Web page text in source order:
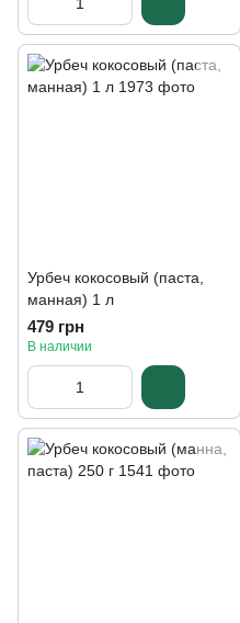
Урбеч кокосовый (паста,
манная) 1 л
479 грн
В наличии